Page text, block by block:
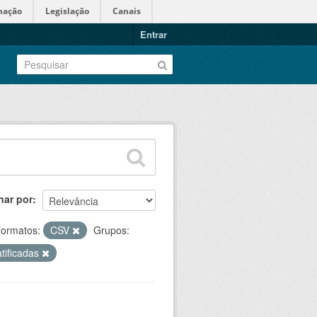
Legislação Canais
Entrar
por
CSV
Grupos: